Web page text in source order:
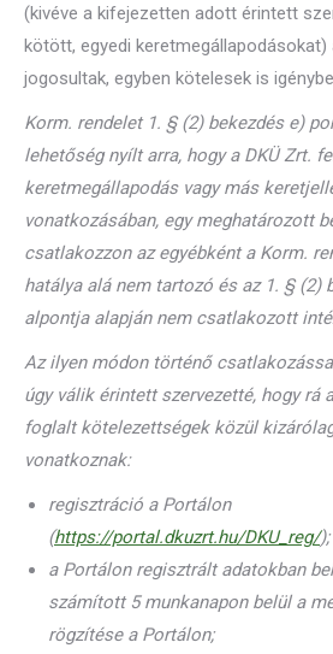
(kivéve a kifejezetten adott érintett
kötött, egyedi
jogosultak, egyben kötelesek is
Korm. rendelet 1. § (2) bekezdés e)
lehetőség nyílt arra, hogy a DKÜ Zrt.
keretmegállapodás vagy más
vonatkozásában, egy meghatározott
csatlakozzon az egyébként a Korm.
hatálya alá nem tartozó és az 1. § (2)
alpontja alapján nem csatlakozott
Az ilyen módon történő
úgy válik érintett szervezetté, hogy rá
foglalt kötelezettségek közül
vonatkoznak:
regisztráció a Portálon
(https://portal.dkuzrt.hu/DKU_reg/);
a Portálon regisztrált adatokban
számított 5 munkanapon belül a
rögzítése a Portálon;